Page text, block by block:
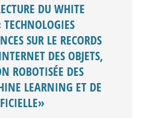
DU WHITE
SUR LE RECORDS
DES OBJETS,
ROBOTISÉE DES
LEARNING ET DE